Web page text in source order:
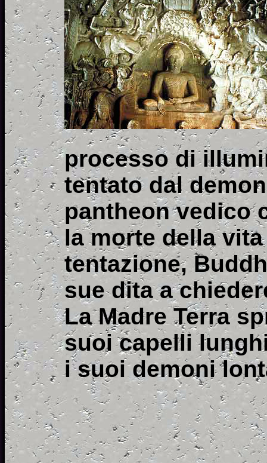
processo di
tentato dal
pantheon vedico
la morte della
tentazione,
sue dita a
La Madre Terra
suoi capelli
i suoi demoni